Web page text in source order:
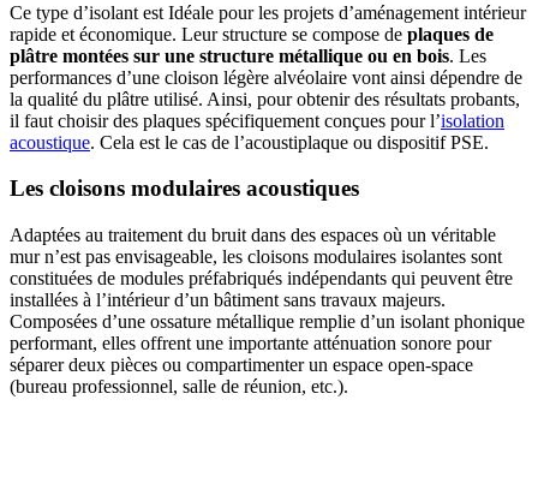
Ce type d’isolant est Idéale pour les projets d’aménagement intérieur
rapide et économique. Leur structure se compose de plaques de
plâtre montées sur une structure métallique ou en bois. Les
performances d’une cloison légère alvéolaire vont ainsi dépendre de
la qualité du plâtre utilisé. Ainsi, pour obtenir des résultats probants,
il faut choisir des plaques spécifiquement conçues pour l’isolation
acoustique. Cela est le cas de l’acoustiplaque ou dispositif PSE.
Les cloisons modulaires acoustiques
Adaptées au traitement du bruit dans des espaces où un véritable
mur n’est pas envisageable, les cloisons modulaires isolantes sont
constituées de modules préfabriqués indépendants qui peuvent être
installées à l’intérieur d’un bâtiment sans travaux majeurs.
Composées d’une ossature métallique remplie d’un isolant phonique
performant, elles offrent une importante atténuation sonore pour
séparer deux pièces ou compartimenter un espace open-space
(bureau professionnel, salle de réunion, etc.).